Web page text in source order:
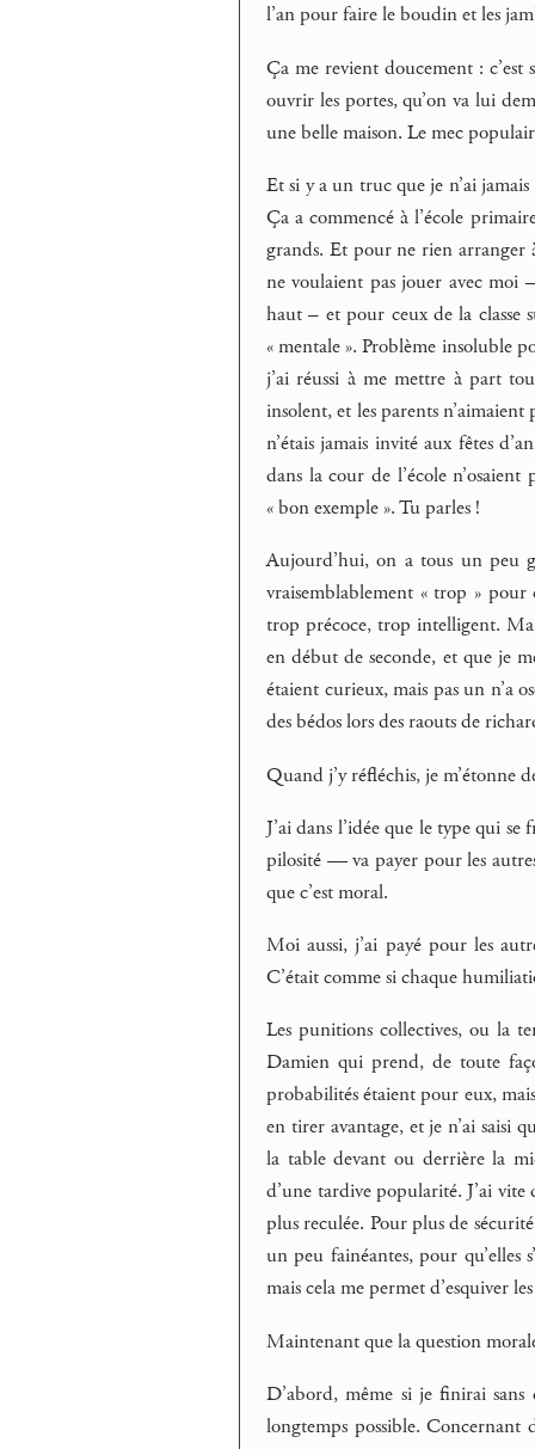
l’an pour faire le boudin et les
Ça me revient doucement :
ouvrir les portes, qu’on va lui
une belle maison. Le mec
Et si y a un truc que je n’ai
Ça a commencé à l’école
grands. Et pour ne rien arranger
ne voulaient pas jouer avec
haut – et pour ceux de la classe
« mentale ». Problème insoluble
j’ai réussi à me mettre à part
insolent, et les parents
n’étais jamais invité aux fêtes
dans la cour de l’école
« bon exemple ». Tu parles !
Aujourd’hui, on a tous un peu
vraisemblablement « trop »
trop précoce, trop intelligent.
en début de seconde, et que je
étaient curieux, mais pas un n’a
des bédos lors des raouts de
Quand j’y réfléchis, je m’étonne
J’ai dans l’idée que le type qui
pilosité — va payer pour les
que c’est moral.
Moi aussi, j’ai payé pour les
C’était comme si chaque
Les punitions collectives, ou la
Damien qui prend, de toute
probabilités étaient pour eux,
en tirer avantage, et je n’ai saisi
la table devant ou derrière la
d’une tardive popularité. J’ai
plus reculée. Pour plus de
un peu fainéantes, pour qu’elles
mais cela me permet d’esquiver
Maintenant que la question
D’abord, même si je finirai
longtemps possible. Concernant